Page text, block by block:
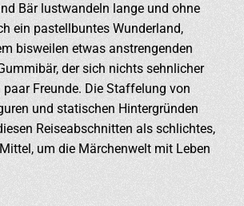
Bär lustwandeln lange und ohne
ein pastellbuntes Wunderland,
bisweilen etwas anstrengenden
der sich nichts sehnlicher
Freunde. Die Staffelung von
und statischen Hintergründen
Reiseabschnitten als schlichtes,
um die Märchenwelt mit Leben